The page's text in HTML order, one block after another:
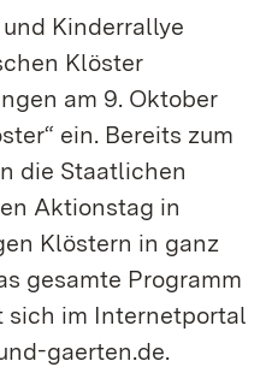
Kinderrallye
Klöster
am 9. Oktober
ein. Bereits zum
die Staatlichen
Aktionstag in
Klöstern in ganz
gesamte Programm
sich im Internetportal
gaerten.de.